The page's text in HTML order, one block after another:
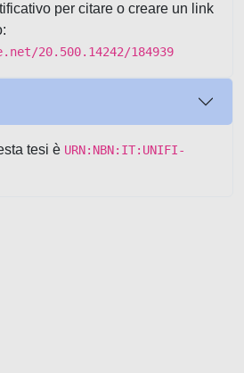
per citare o creare un link
20.500.14242/184939
tesi è URN:NBN:IT:UNIFI-